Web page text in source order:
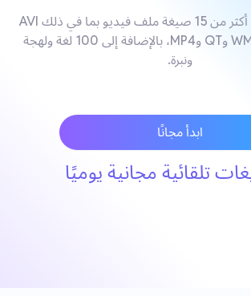
يدعم SubEasy.ai أكثر من 15 صيغة ملف فيديو بما في ذلك AVI
وMOV وFLV وWMV وQT وMP4، بالإضافة إلى 100 لغة ولهجة
ونبرة.
ابدأ مجانًا